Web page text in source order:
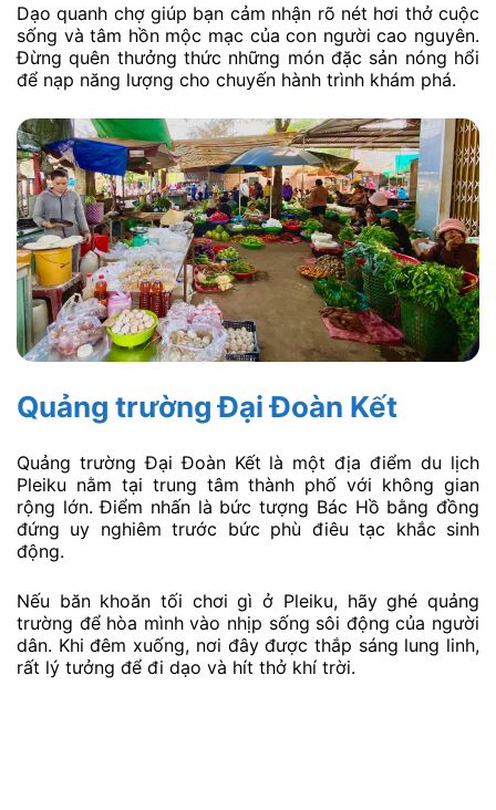
Dạo quanh chợ giúp bạn cảm nhận rõ nét hơi thở cuộc
sống và tâm hồn mộc mạc của con người cao nguyên.
Đừng quên thưởng thức những món đặc sản nóng hổi
để nạp năng lượng cho chuyến hành trình khám phá.
Quảng trường Đại Đoàn Kết
Quảng trường Đại Đoàn Kết là một địa điểm du lịch
Pleiku nằm tại trung tâm thành phố với không gian
rộng lớn. Điểm nhấn là bức tượng Bác Hồ bằng đồng
đứng uy nghiêm trước bức phù điêu tạc khắc sinh
động.
Nếu băn khoăn tối chơi gì ở Pleiku, hãy ghé quảng
trường để hòa mình vào nhịp sống sôi động của người
dân. Khi đêm xuống, nơi đây được thắp sáng lung linh,
rất lý tưởng để đi dạo và hít thở khí trời.